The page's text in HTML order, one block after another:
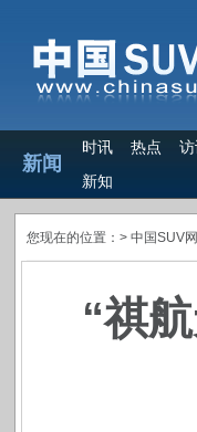
新闻
时讯 热点
新知
您现在的位置：> 中国SUV网
“祺